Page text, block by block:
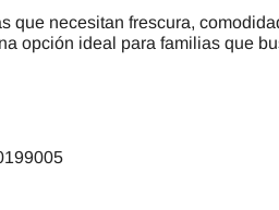
que necesitan frescura,
opción ideal para familias que